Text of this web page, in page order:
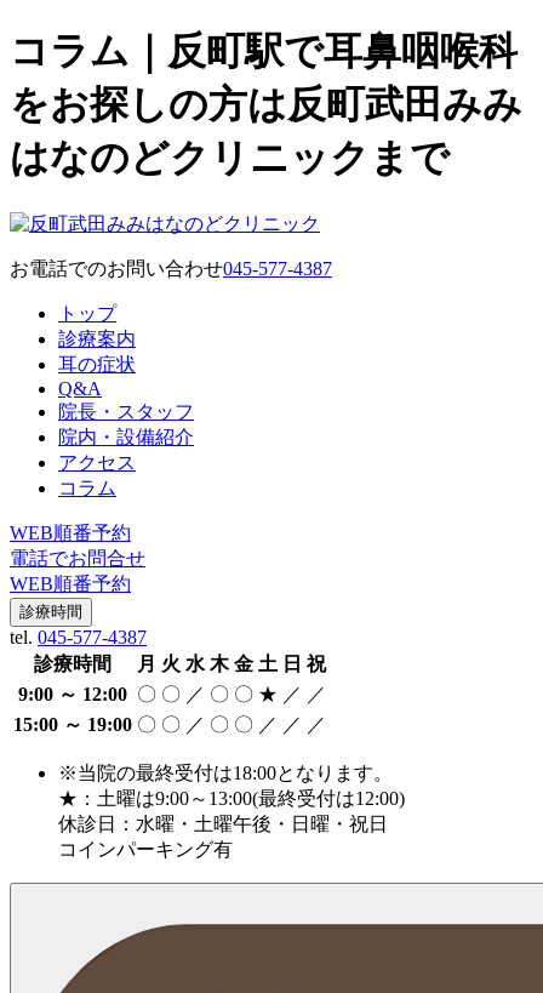
コラム｜反町駅で耳鼻咽喉科
をお探しの方は反町武田みみ
はなのどクリニックまで
お電話でのお問い合わせ045-577-4387
トップ
診療案内
耳の症状
Q&A
院長・スタッフ
院内・設備紹介
アクセス
コラム
WEB順番予約
電話でお問合せ
WEB順番予約
診療時間
tel. 045-577-4387
診療時間
月 火 水 木 金 土 日 祝
9:00 ～ 12:00 〇 〇 ／ 〇 〇 ★ ／ ／
15:00 ～ 19:00 〇 〇 ／ 〇 〇 ／ ／ ／
※当院の最終受付は18:00となります。
★：土曜は9:00～13:00(最終受付は12:00)
休診日：水曜・土曜午後・日曜・祝日
コインパーキング有